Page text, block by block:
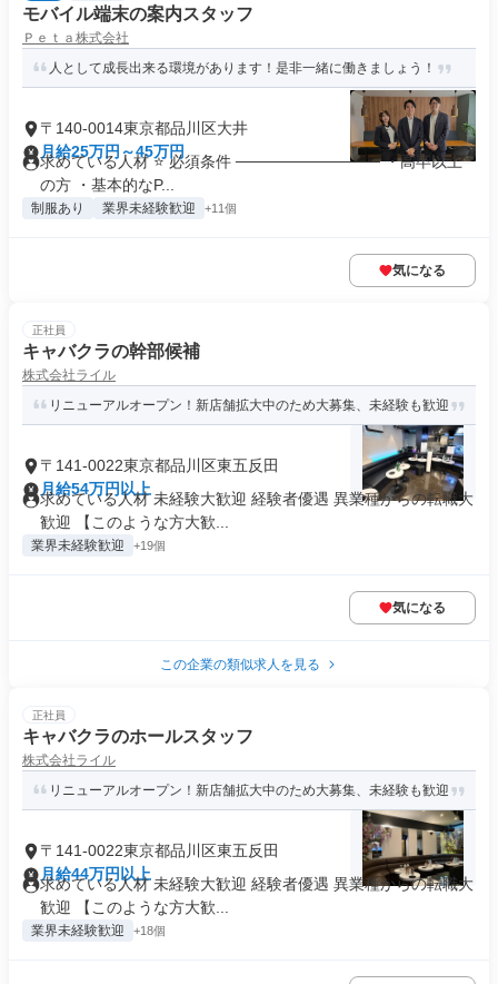
モバイル端末の案内スタッフ
Ｐｅｔａ株式会社
人として成長出来る環境があります！是非一緒に働きましょう！
〒140-0014東京都品川区大井
月給25万円～45万円
求めている人材 ⭐ 必須条件 ───────────── ・高卒以上
の方 ・基本的なP...
制服あり 業界未経験歓迎 +11個
気になる
正社員
キャバクラの幹部候補
株式会社ライル
リニューアルオープン！新店舗拡大中のため大募集、未経験も歓迎
〒141-0022東京都品川区東五反田
月給54万円以上
求めている人材 未経験大歓迎 経験者優遇 異業種からの転職大
歓迎 【このような方大歓...
業界未経験歓迎 +19個
気になる
この企業の類似求人を見る
正社員
キャバクラのホールスタッフ
株式会社ライル
リニューアルオープン！新店舗拡大中のため大募集、未経験も歓迎
〒141-0022東京都品川区東五反田
月給44万円以上
求めている人材 未経験大歓迎 経験者優遇 異業種からの転職大
歓迎 【このような方大歓...
業界未経験歓迎 +18個